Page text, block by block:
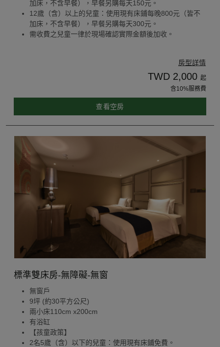
加床，不含早餐），早餐另購每天150元。
12歲（含）以上的兒童：使用現有床鋪每晚800元（皆不
加床，不含早餐），早餐另購每天300元。
需收費之兒童一律於現場確認實際金額後加收。
房型詳情
TWD 2,000 起
含10%服務費
查看空房
標準雙床房-無障礙-無窗
無窗戶
9坪 (約30平方公尺)
兩小床110cm x200cm
有浴缸
【孩童政策】
2名5歲（含）以下的兒童：使用現有床鋪免費。